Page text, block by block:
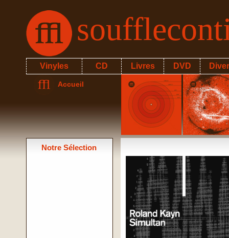
Vinyles CD Livres DVD
Accueil
Notre Sélection